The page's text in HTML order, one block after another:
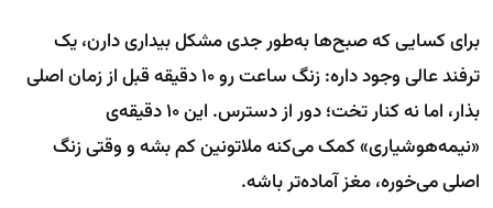
برای کسایی که صبح‌ها به‌طور جدی مشکل بیداری دارن، یک
ترفند عالی وجود داره: زنگ ساعت رو ۱۰ دقیقه قبل از زمان اصلی
بذار، اما نه کنار تخت؛ دور از دسترس. این ۱۰ دقیقه‌ی
«نیمه‌هوشیاری» کمک می‌کنه ملاتونین کم بشه و وقتی زنگ
اصلی می‌خوره، مغز آماده‌تر باشه.